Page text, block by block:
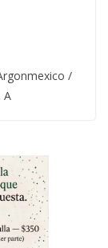
/
A